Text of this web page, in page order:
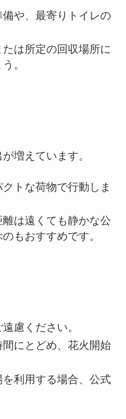
や、最寄りトイレの
は所定の回収場所に
。
増えています。
トな荷物で行動しま
は遠くても静かな公
もおすすめです。
慮ください。
にとどめ、花火開始
利用する場合、公式